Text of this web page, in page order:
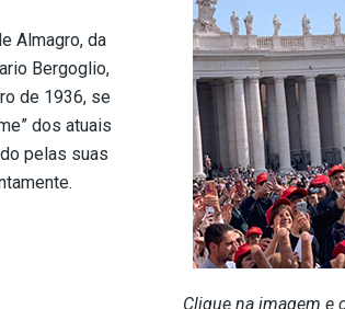
Almagro, da
Bergoglio,
de 1936, se
dos atuais
pelas suas
Clique na imagem e